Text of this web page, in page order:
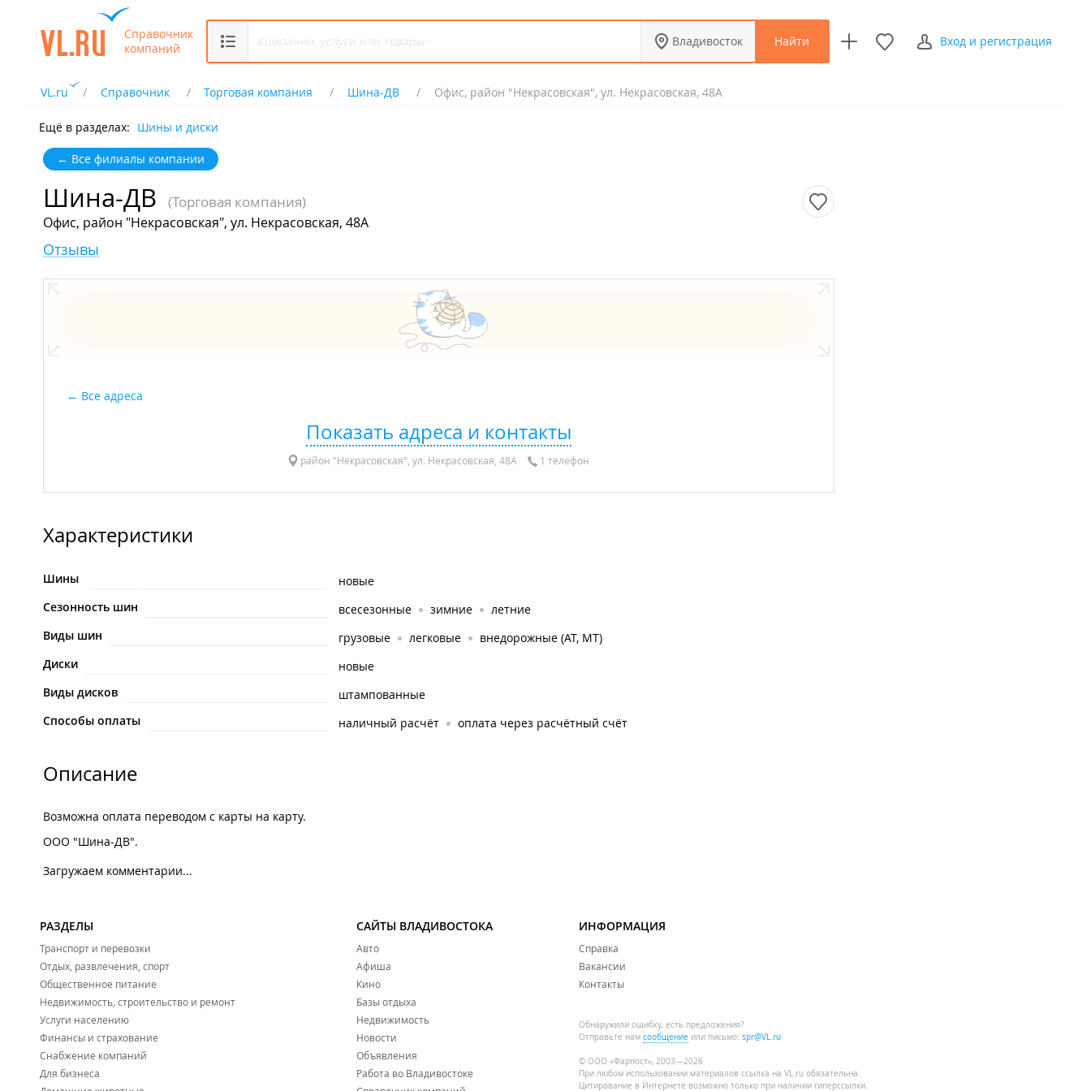
Справочник
компаний
Владивосток Найти Вход и регистрация
VL.ru Справочник Торговая компания Шина-ДВ Офис, район "Некрасовская", ул. Некрасовская, 48А
Ещё в разделах: Шины и диски
← Все филиалы компании
Шина-ДВ (Торговая компания)
Офис, район "Некрасовская", ул. Некрасовская, 48А
Отзывы
Все адреса
Показать адреса и контакты
район "Некрасовская", ул. Некрасовская, 48А 1 телефон
Характеристики
Шины
новые
Сезонность шин
всесезонные зимние
летние
Виды шин
грузовые легковые
внедорожные (AT, MT)
Диски
новые
Виды дисков
штампованные
Способы оплаты
наличный расчёт оплата через расчётный счёт
Описание
Возможна оплата переводом с карты на карту.
ООО "Шина-ДВ".
Загружаем комментарии...
РАЗДЕЛЫ
Транспорт и перевозки
Отдых, развлечения, спорт
Общественное питание
Недвижимость, строительство и ремонт
Услуги населению
Финансы и страхование
Снабжение компаний
Для бизнеса
САЙТЫ ВЛАДИВОСТОКА
Авто
Афиша
Кино
Базы отдыха
Недвижимость
Новости
Объявления
Работа во Владивостоке
ИНФОРМАЦИЯ
Справка
Вакансии
Контакты
Обнаружили ошибку, есть предложения?
Отправьте нам сообщение или письмо: spr@VL.ru
© ООО «Фарпост», 2003—2026
При любом использовании материалов ссылка на VL.ru обязательна.
Цитирование в Интернете возможно только при наличии гиперссылки.